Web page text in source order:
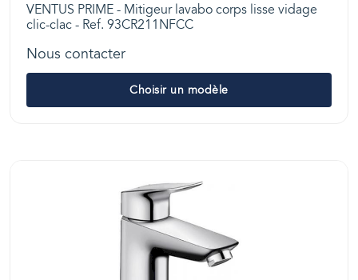
VENTUS PRIME - Mitigeur lavabo corps lisse vidage
clic-clac - Ref. 93CR211NFCC
Nous contacter
Choisir un modèle